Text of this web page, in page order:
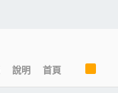
說明 首頁
R
S
S